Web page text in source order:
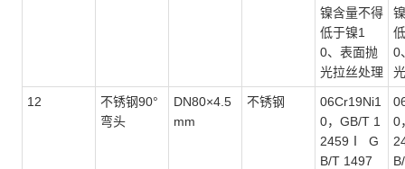
镍含量不得
低于镍1
0、表面抛
光拉丝处理
0
12 不锈钢90°
弯头
DN80×4.5
mm
不锈钢
06Cr19Ni1
0，GB/T 1
2459Ⅰ G
B/T 1497
0